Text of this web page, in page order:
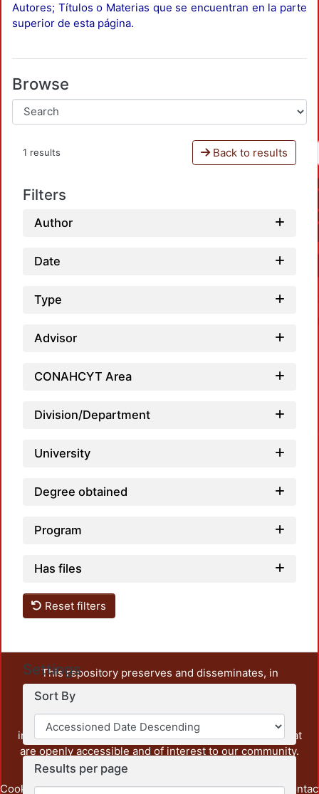
Autores; Títulos o Materias que se encuentran en la parte
superior de esta página.
Browse
1 results Back to results
Filters
Author
Date
Type
Advisor
CONAHCYT Area
Division/Department
University
Degree obtained
Program
Has files
Reset filters
Settings
Sort By
Results per page
This repository preserves and disseminates, in
unrestricted open access, the teaching and research
output of UAM Azcapotzalco. It also includes some
administrative and graphic documents from the
institution, as well as content from other institutions that
are openly accessible and of interest to our community.
Cookie Privacy End User Send